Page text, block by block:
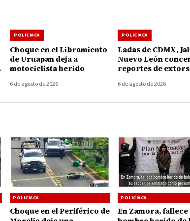
POLICIACA
Choque en el Libramiento
de Uruapan deja a
motociclista herido
6 de agosto de 2026
POLICIACA
Ladas de CDMX,
Nuevo León
reportes de
6 de agosto de 2026
POLICIACA
Choque en el Periférico de
POLICIACA
En Zamora, fallece